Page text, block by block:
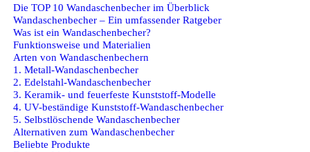
Die TOP 10 Wandaschenbecher im Überblick
Wandaschenbecher – Ein umfassender Ratgeber
Was ist ein Wandaschenbecher?
Funktionsweise und Materialien
Arten von Wandaschenbechern
1. Metall-Wandaschenbecher
2. Edelstahl-Wandaschenbecher
3. Keramik- und feuerfeste Kunststoff-Modelle
4. UV-beständige Kunststoff-Wandaschenbecher
5. Selbstlöschende Wandaschenbecher
Alternativen zum Wandaschenbecher
Beliebte Produkte